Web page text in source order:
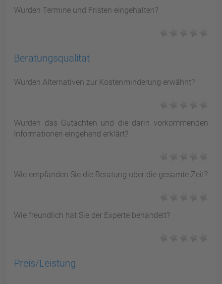
Wurden Termine und Fristen eingehalten?
Beratungsqualität
Wurden Alternativen zur Kostenminderung erwähnt?
Wurden das Gutachten und die darin vorkommenden
Informationen eingehend erklärt?
Wie empfanden Sie die Beratung über die gesamte Zeit?
Wie freundlich hat Sie der Experte behandelt?
Preis/Leistung